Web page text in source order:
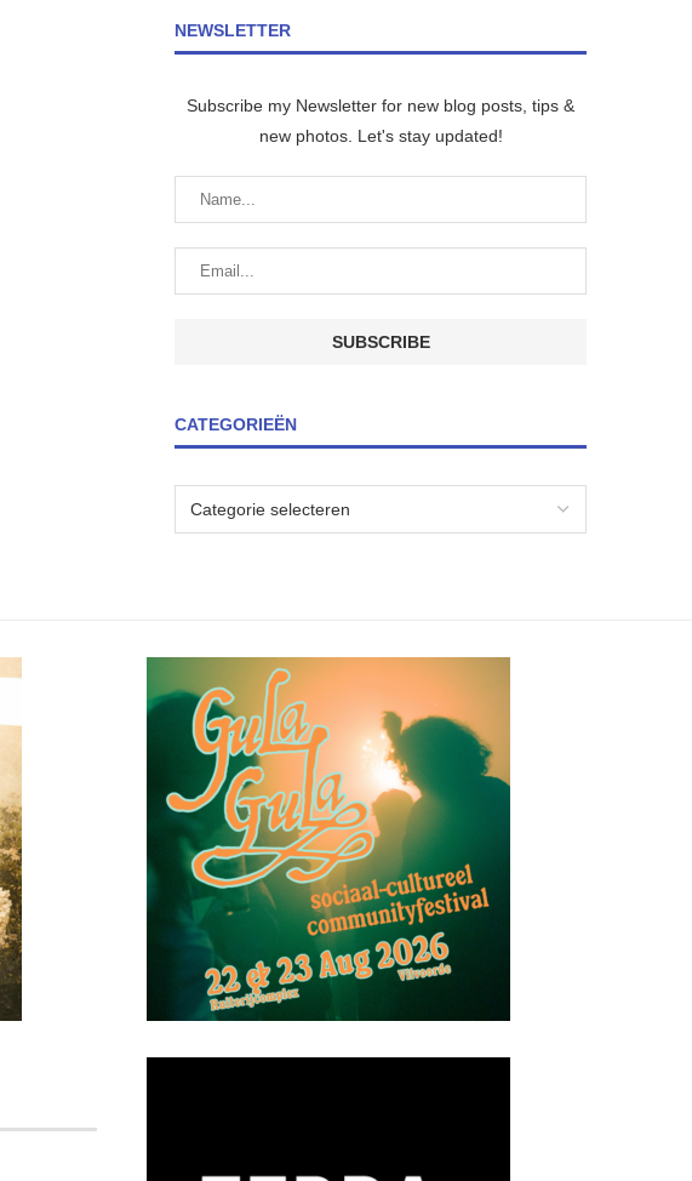
NEWSLETTER
Subscribe my Newsletter for new blog posts, tips &
new photos. Let's stay updated!
CATEGORIEËN